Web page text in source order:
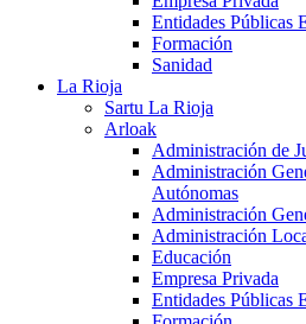
Entidades Públicas
Formación
Sanidad
La Rioja
Sartu La Rioja
Arloak
Administración de
Administración
Autónomas
Administración
Administración
Educación
Empresa Privada
Entidades Públicas